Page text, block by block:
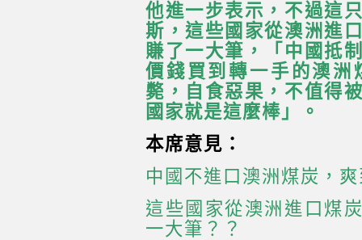
他進一步表示，不過這
斯，這些國家從澳洲進
賺了一大筆，「中國抵
價錢買到轉一手的澳洲
斃，自食惡果，不值得
國家就是這麼棒」。
本席意見：
中國不進口澳洲煤炭，
這些國家從澳洲進口煤
一大筆？？